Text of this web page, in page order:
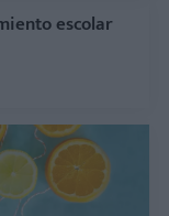
escolar